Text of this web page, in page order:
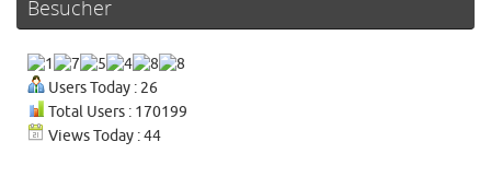
Besucher
Users Today : 26
Total Users : 170199
Views Today : 44